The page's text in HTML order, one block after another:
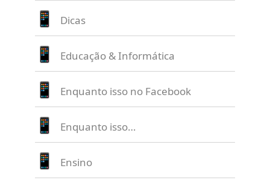
Dicas
Educação & Informática
Enquanto isso no Facebook
Enquanto isso…
Ensino